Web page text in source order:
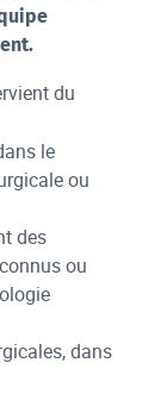
du
le
ou
des
ou
dans